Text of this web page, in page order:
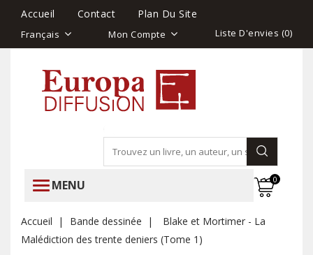
Accueil Contact Plan Du Site
Français Mon Compte Liste D'envies (0)
MENU 0
Accueil Bande dessinée
Blake et Mortimer - La
Malédiction des trente deniers (Tome 1)